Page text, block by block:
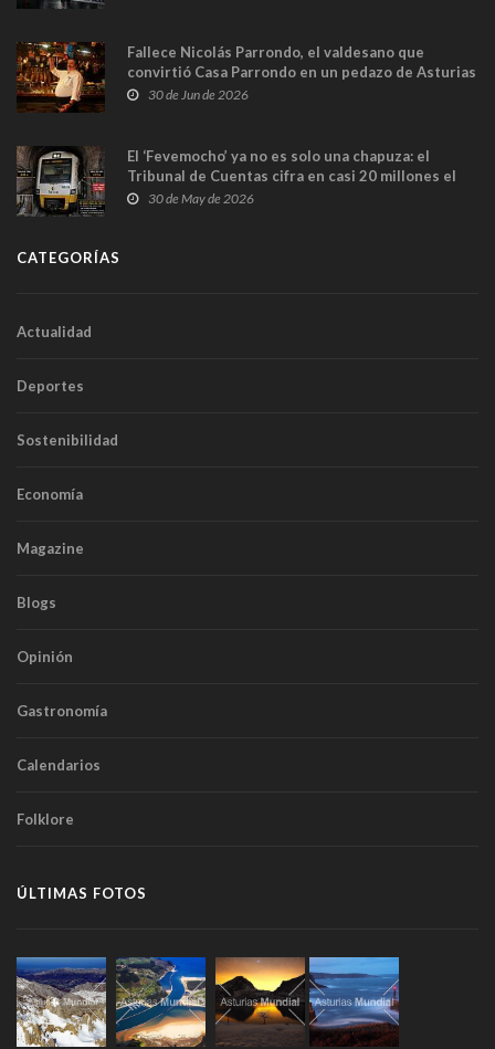
Fallece Nicolás Parrondo, el valdesano que
convirtió Casa Parrondo en un pedazo de Asturias
en Madrid
30 de Jun de 2026
El ‘Fevemocho’ ya no es solo una chapuza: el
Tribunal de Cuentas cifra en casi 20 millones el
sobrecoste de los trenes que no cabían por los
30 de May de 2026
CATEGORÍAS
Actualidad
Deportes
Sostenibilidad
Economía
Magazine
Blogs
Opinión
Gastronomía
Calendarios
Folklore
ÚLTIMAS FOTOS